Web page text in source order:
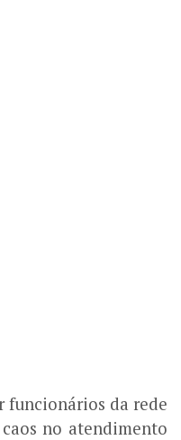
funcionários da rede
no atendimento